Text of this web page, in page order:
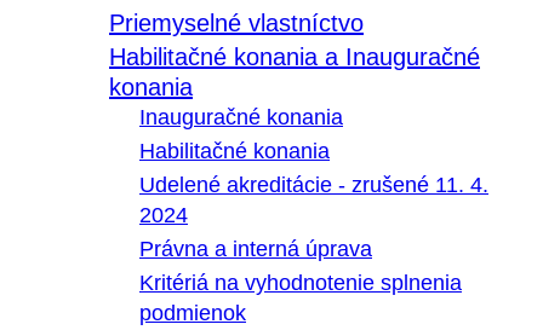
Priemyselné vlastníctvo
Habilitačné konania a Inauguračné
konania
Inauguračné konania
Habilitačné konania
Udelené akreditácie - zrušené 11. 4.
2024
Právna a interná úprava
Kritériá na vyhodnotenie splnenia
podmienok